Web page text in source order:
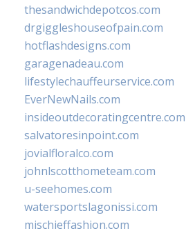
thesandwichdepotcos.com
drgiggleshouseofpain.com
hotflashdesigns.com
garagenadeau.com
lifestylechauffeurservice.com
EverNewNails.com
insideoutdecoratingcentre.com
salvatoresinpoint.com
jovialfloralco.com
johnlscotthometeam.com
u-seehomes.com
watersportslagonissi.com
mischieffashion.com